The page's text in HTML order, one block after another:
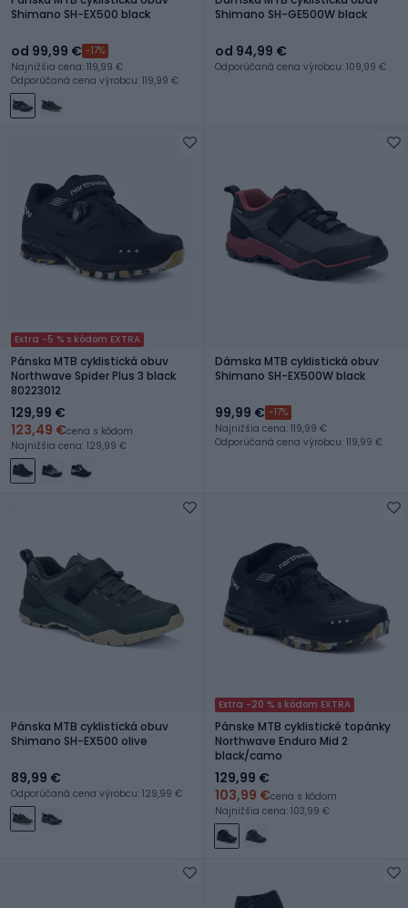
Shimano SH-EX500 black
od 99,99 € -17%
Najnižšia cena: 119,99 €
Odporúčaná cena výrobcu: 119,99 €
Shimano SH-GE500W black
od 94,99 €
Odporúčaná cena výrobcu: 109,99 €
Extra -5 % s kódom EXTRA
Pánska MTB cyklistická obuv
Northwave Spider Plus 3 black
80223012
129,99 €
123,49 €cena s kódom
Najnižšia cena: 129,99 €
Dámska MTB cyklistická obuv
Shimano SH-EX500W black
99,99 € -17%
Najnižšia cena: 119,99 €
Odporúčaná cena výrobcu: 119,99 €
Pánska MTB cyklistická obuv
Shimano SH-EX500 olive
89,99 €
Odporúčaná cena výrobcu: 129,99 €
Extra -20 % s kódom EXTRA
Pánske MTB cyklistické topánky
Northwave Enduro Mid 2
black/camo
129,99 €
103,99 €cena s kódom
Najnižšia cena: 103,99 €